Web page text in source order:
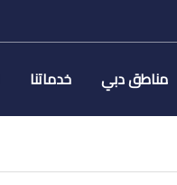
مناطق دبي خدماتنا